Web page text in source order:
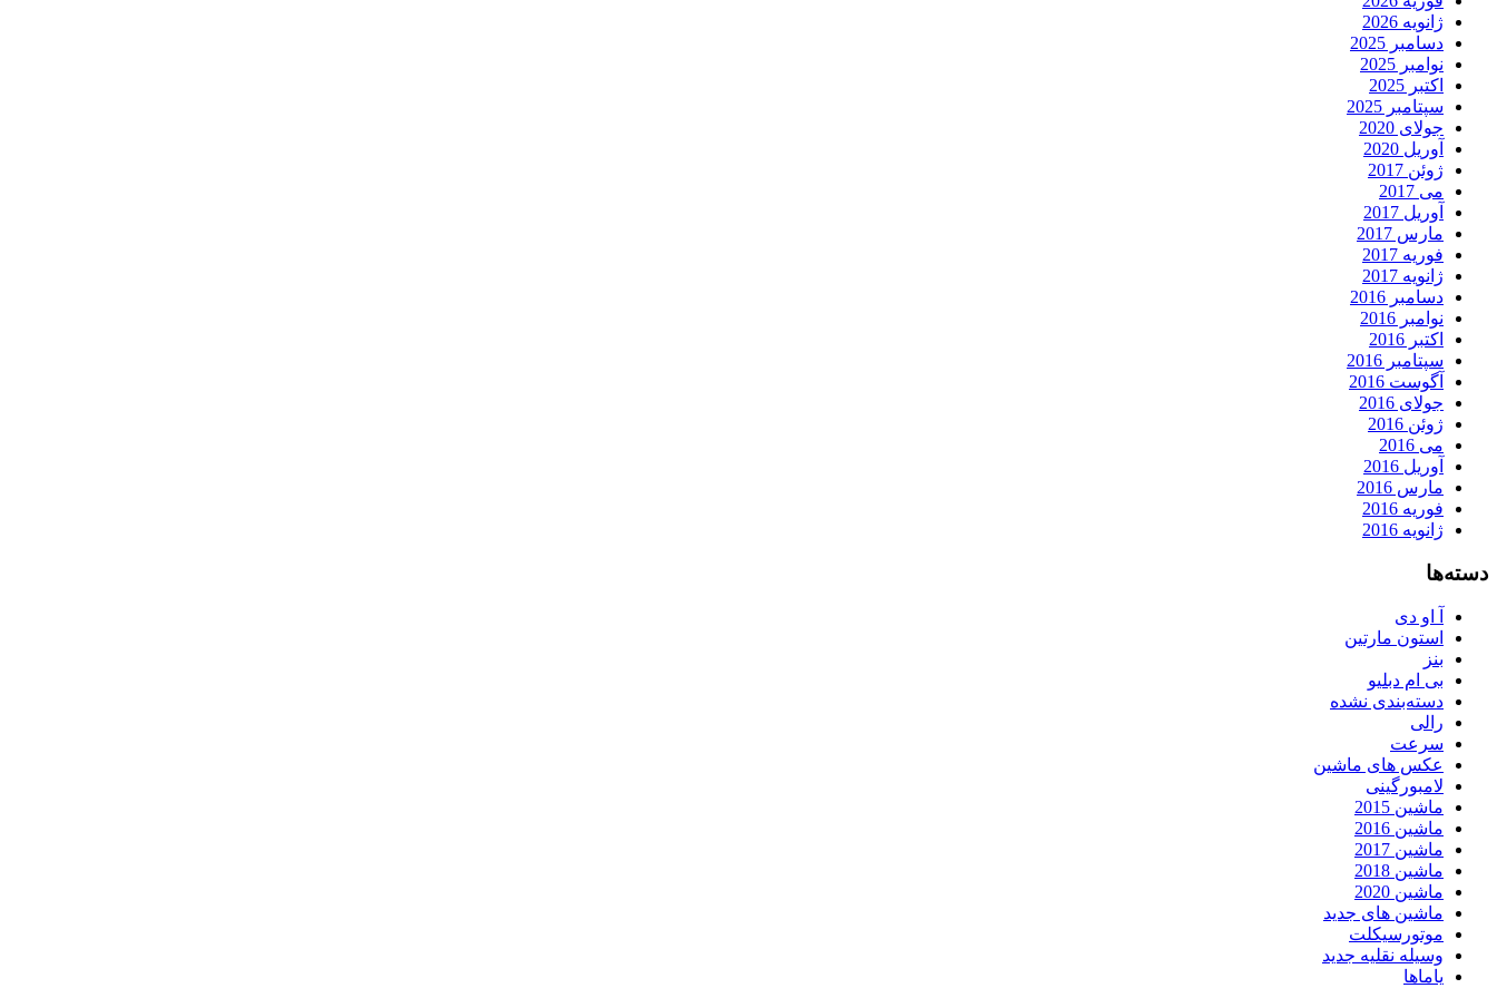
ژانویه 2026
دسامبر 2025
نوامبر 2025
اکتبر 2025
سپتامبر 2025
جولای 2020
آوریل 2020
ژوئن 2017
می 2017
آوریل 2017
مارس 2017
فوریه 2017
ژانویه 2017
دسامبر 2016
نوامبر 2016
اکتبر 2016
سپتامبر 2016
آگوست 2016
جولای 2016
ژوئن 2016
می 2016
آوریل 2016
مارس 2016
فوریه 2016
ژانویه 2016
دسته‌ها
آ او دی
استون مارتین
بنز
بی ام دبلیو
دسته‌بندی نشده
رالی
سرعت
عکس های ماشین
لامبورگینی
ماشین 2015
ماشین 2016
ماشین 2017
ماشین 2018
ماشین 2020
ماشین های جدید
موتورسیکلت
وسیله نقلیه جدید
یاماها